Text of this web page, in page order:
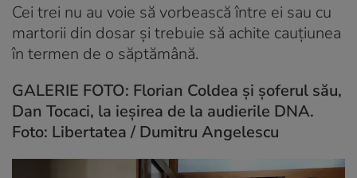
Cei trei nu au voie să vorbească între ei sau cu
martorii din dosar și trebuie să achite cauțiunea
în termen de o săptămână.
GALERIE FOTO: Florian Coldea și șoferul său,
Dan Tocaci, la ieșirea de la audierile DNA.
Foto: Libertatea / Dumitru Angelescu